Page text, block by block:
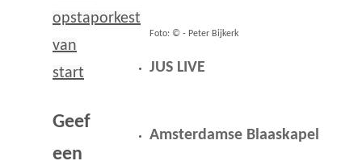
opstaporkest
van
start
Geef
een
Foto: © - Peter Bijkerk
JUS LIVE
Amsterdamse Blaaskapel